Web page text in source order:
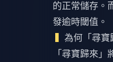
的正常儲存。
發逾時閾值。
為何「尋寶
「尋寶歸來